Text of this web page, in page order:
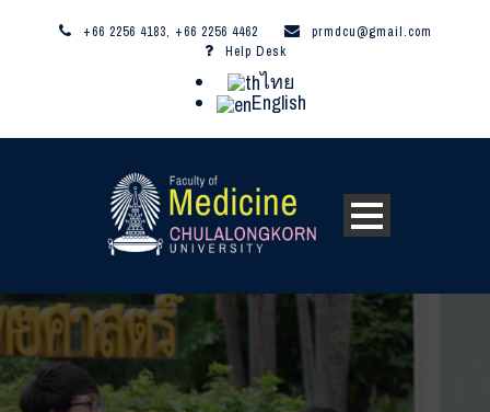
+66 2256 4183, +66 2256 4462
prmdcu@gmail.com
Help Desk
ไทย
English